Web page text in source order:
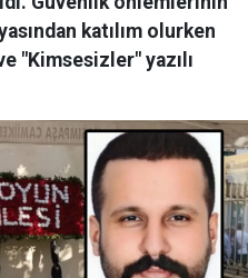
katılım olurken
"Kimsesizler" yazılı